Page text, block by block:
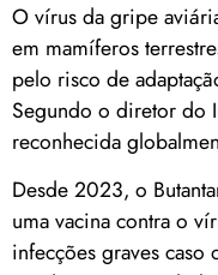
O vírus da gripe
em mamíferos
pelo risco de
Segundo o diretor do
reconhecida
Desde 2023, o
uma vacina contra o
infecções graves